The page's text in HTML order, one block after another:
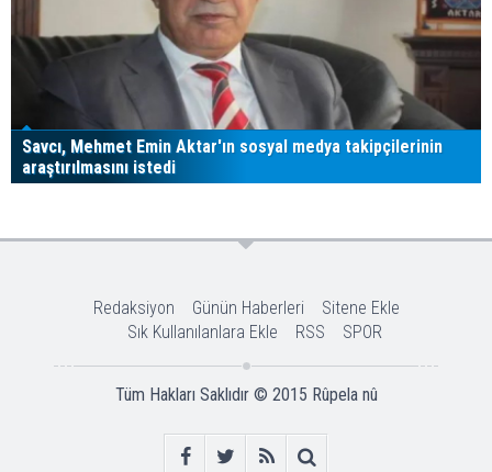
Savcı, Mehmet Emin Aktar'ın sosyal medya takipçilerinin
araştırılmasını istedi
Redaksiyon Günün Haberleri
Sitene Ekle
Sık Kullanılanlara Ekle
RSS SPOR
Tüm Hakları Saklıdır © 2015 Rûpela nû